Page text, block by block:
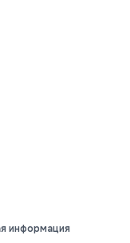
информация